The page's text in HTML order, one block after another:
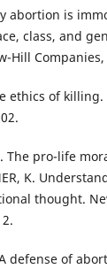
abortion is
class, and
Hill
ethics of
The pro-life
K.
thought.
defense of